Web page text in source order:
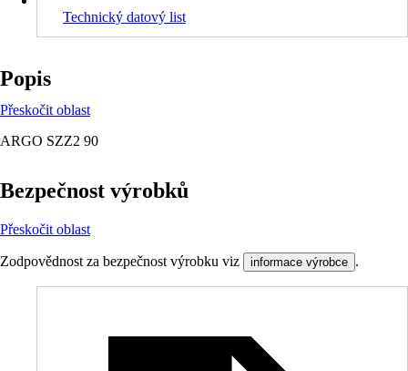
Technický datový list
Popis
Přeskočit oblast
ARGO SZZ2 90
Bezpečnost výrobků
Přeskočit oblast
Zodpovědnost za bezpečnost výrobku viz informace výrobce .